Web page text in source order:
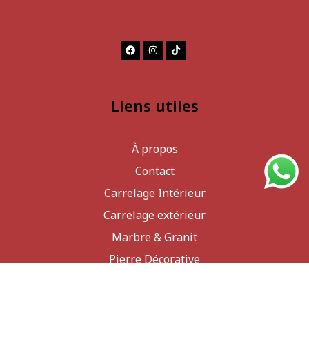
Liens utiles
À propos
Contact
Carrelage Intérieur
Carrelage extérieur
Marbre & Granit
Pierre Décorative